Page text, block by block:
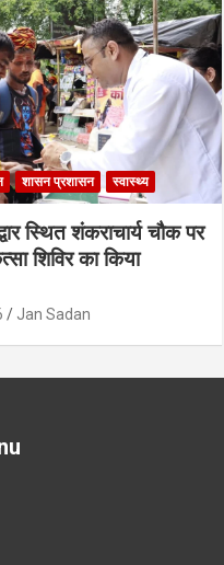
शासन प्रशासन स्वास्थ्य
स्थित शंकराचार्य चौक पर
शिविर का किया
Jan Sadan